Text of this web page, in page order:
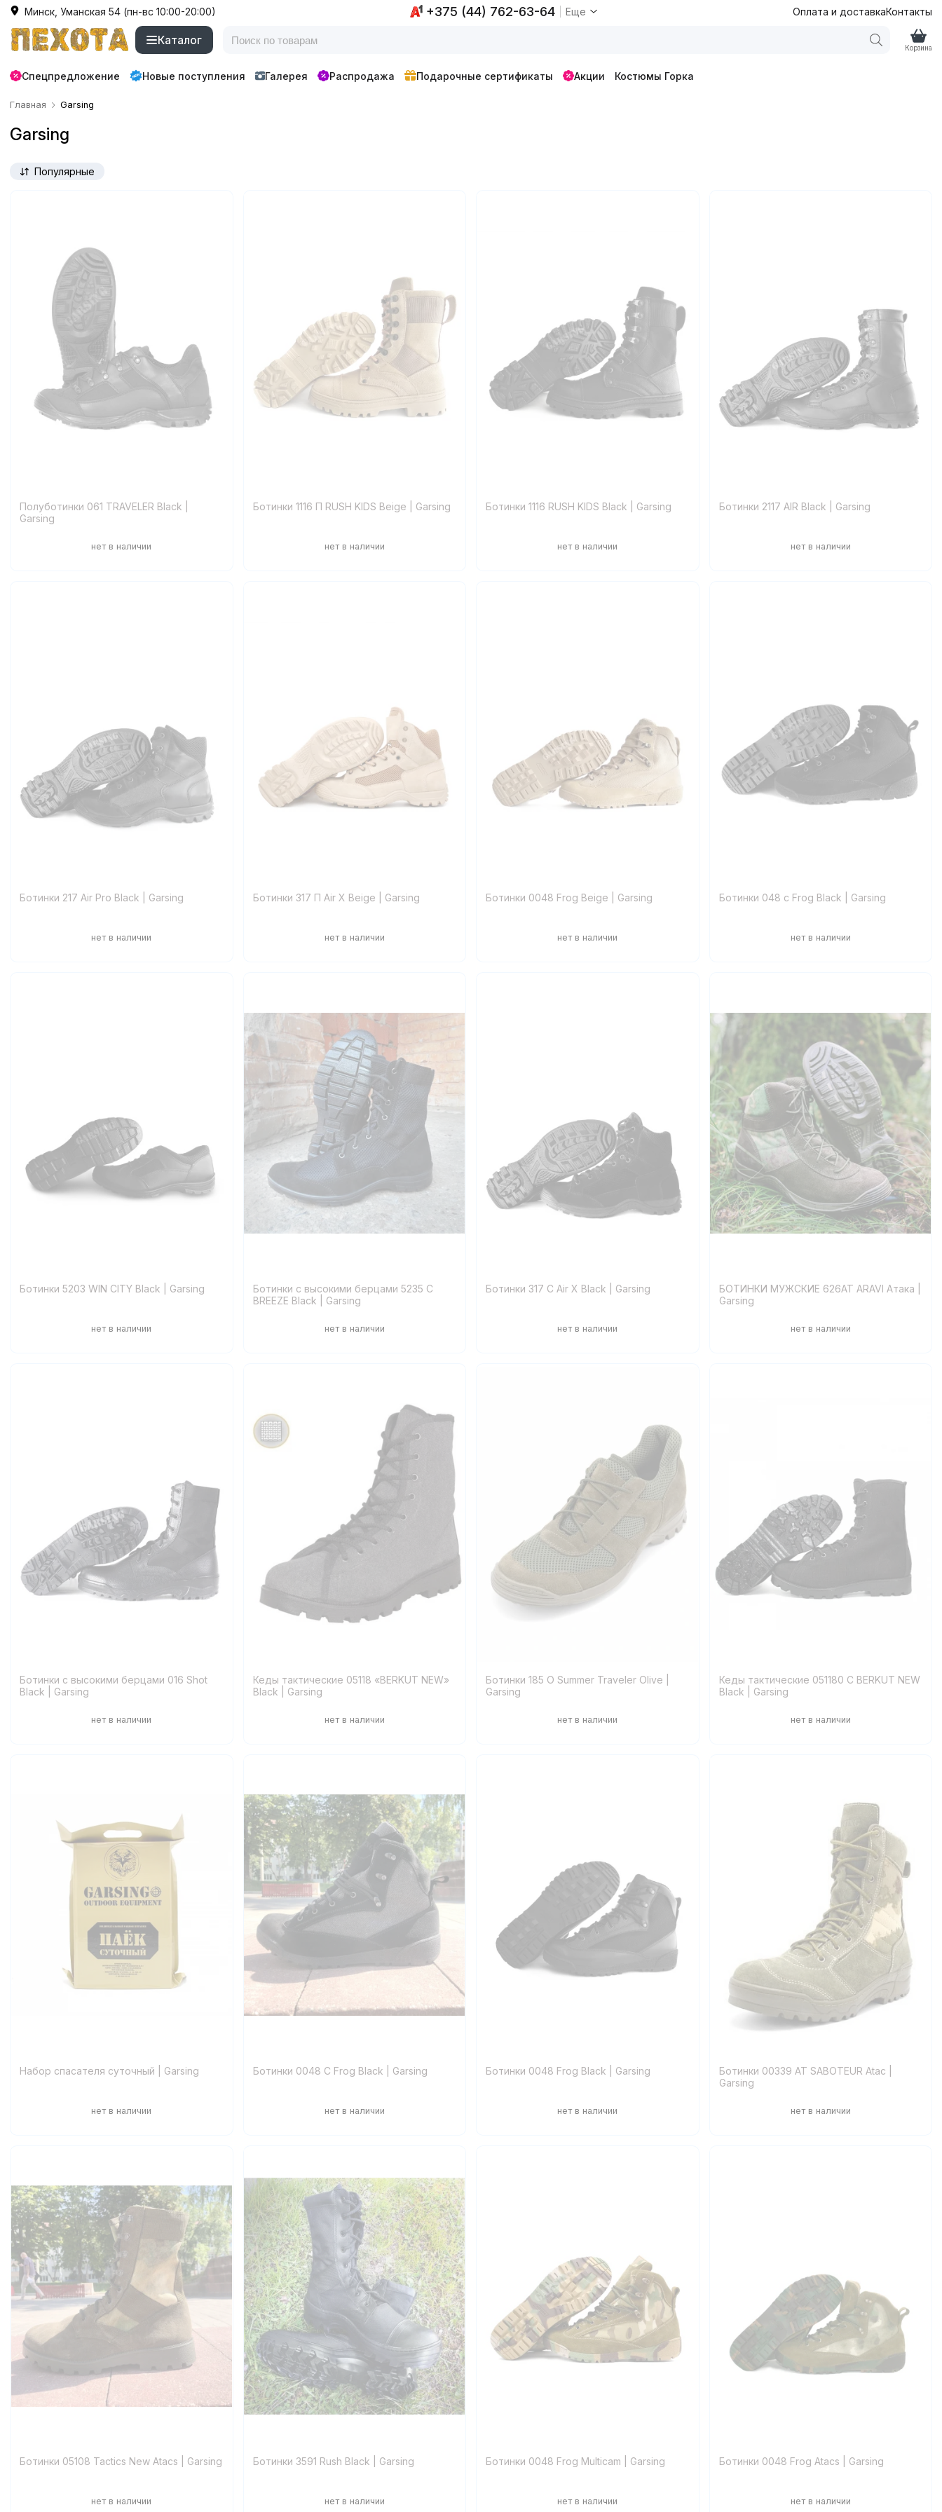
Минск, Уманская 54 (пн-вс 10:00-20:00) +375 (44) 762-63-64 Еще Оплата и доставкаКонтакты
Каталог
Корзина
Спецпредложение Новые поступления Галерея Распродажа Подарочные сертификаты Акции Костюмы Горка
Главная Garsing
Garsing
Популярные
Полуботинки 061 TRAVЕLER Black |
Garsing
Ботинки 1116 П RUSH KIDS Beige | Garsing Ботинки 1116 RUSH KIDS Black | Garsing Ботинки 2117 AIR Black | Garsing
Ботинки 217 Air Pro Black | Garsing Ботинки 317 П Air X Beige | Garsing Ботинки 0048 Frog Beige | Garsing Ботинки 048 с Frog Black | Garsing
Ботинки 5203 WIN CITY Black | Garsing
Ботинки с высокими берцами 5235 С
BREEZE Black | Garsing
Ботинки 317 C Air X Black | Garsing
БОТИНКИ МУЖСКИЕ 626АТ ARAVI Атака |
Garsing
Ботинки с высокими берцами 016 Shot
Black | Garsing
Кеды тактические 05118 «BERKUT NEW»
Black | Garsing
Ботинки 185 O Summer Traveler Olive |
Garsing
Кеды тактические 051180 С BERKUT NEW
Black | Garsing
Набор спасателя суточный | Garsing Ботинки 0048 С Frog Black | Garsing Ботинки 0048 Frog Black | Garsing
Ботинки 00339 AT SABOTEUR Atac |
Garsing
Ботинки 05108 Tactics New Atacs | Garsing Ботинки 3591 Rush Black | Garsing Ботинки 0048 Frog Multicam | Garsing Ботинки 0048 Frog Atacs | Garsing